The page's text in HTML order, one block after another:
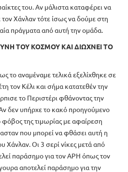
του. Αν μάλιστα καταφέρει να
τον Χάνλαν τότε ίσως να δούμε στη
πράγματα από αυτή την ομάδα.
ΤΟΥ ΚΟΣΜΟΥ ΚΑΙ ΔΙΩΧΝΕΙ ΤΟ
το αναμέναμε τελικά εξελίχθηκε σε
τον Κέλι και σήμα κατατεθέν την
το Περιστέρι φθάνοντας την
δεν υπήρχε το κακό προηγούμενο
της τιμωρίας με αφαίρεση
που μπορεί να φθάσει αυτή η
Χάνλαν. Οι 3 σερί νίκες μετά από
παράσημο για τον ΑΡΗ όπως τον
αποτελεί παράσημο για την